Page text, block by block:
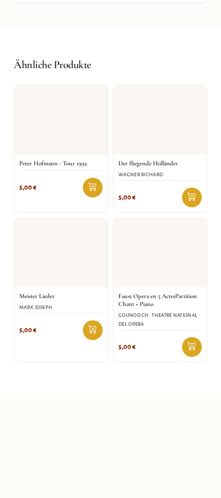
Ähnliche Produkte
Peter Hofmann - Tour 1992
5,00€
Der fliegende Holländer
WAGNER RICHARD
5,00€
Meister Lieder
MARX JOSEPH
5,00€
Faust Opera en 5 ActesPartition
Chant + Piano
GOUNOD CH. THEATRE NATIONAL
DEL OPERA
5,00€